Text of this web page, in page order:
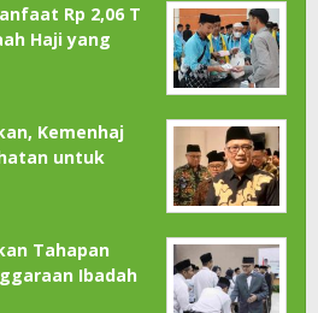
Rp 2,06 T
Haji yang
Kemenhaj
untuk
Tahapan
Ibadah